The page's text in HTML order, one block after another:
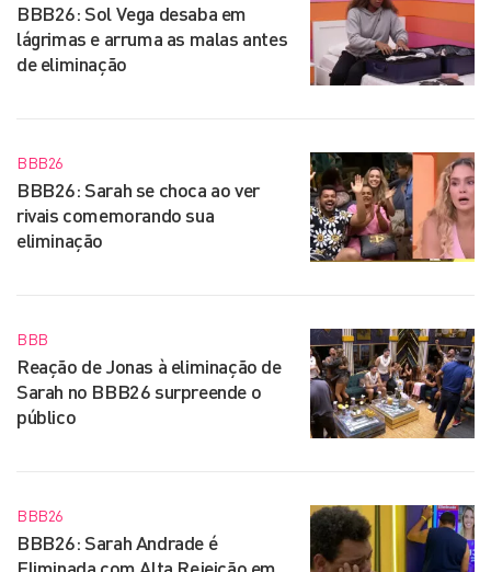
BBB26: Sol Vega desaba em
lágrimas e arruma as malas antes
de eliminação
BBB26
BBB26: Sarah se choca ao ver
rivais comemorando sua
eliminação
BBB
Reação de Jonas à eliminação de
Sarah no BBB26 surpreende o
público
BBB26
BBB26: Sarah Andrade é